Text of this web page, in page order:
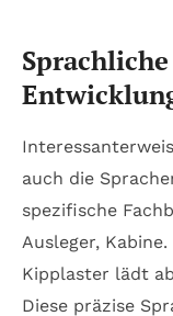
auch die
spezifische
Ausleger,
Kipplaster lädt
Diese präzise